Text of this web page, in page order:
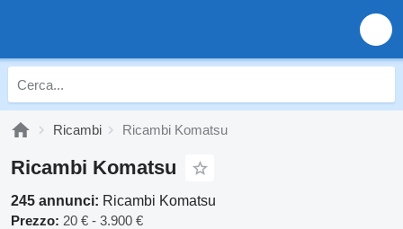
Ricambi Ricambi Komatsu
Ricambi Komatsu
245 annunci: Ricambi Komatsu
Prezzo: 20 € - 3.900 €